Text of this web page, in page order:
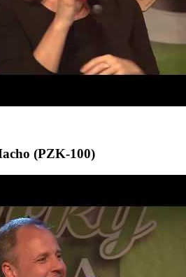
(PZK-100)